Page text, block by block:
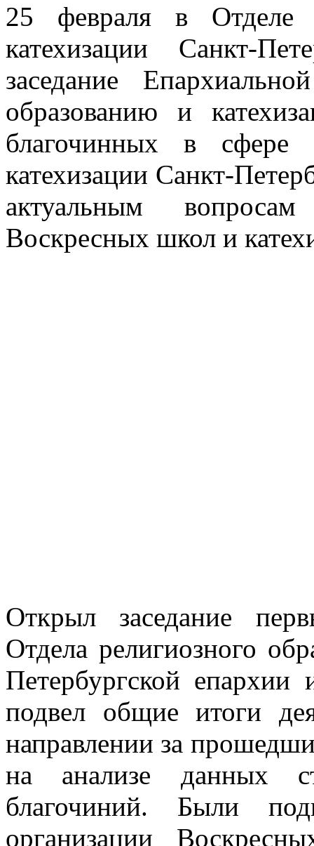
25 февраля в Отделе
катехизации Санкт-
заседание
образованию и
благочинных в сфере
катехизации Санкт-
актуальным вопросам
Воскресных школ и
Открыл заседание
Отдела религиозного
Петербургской
подвел общие итоги
направлении за
на анализе данных
благочиний. Были
организации